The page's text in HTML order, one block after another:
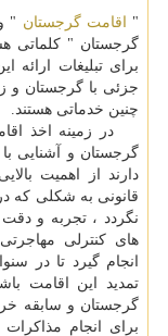
" اقامت گرجستان "
گرجستان " کلماتی
برای تبلیغات
جزئی با گرجستان و
چنین خدماتی هستند.
در زمینه اخذ
گرجستان و آشنایی
دارند از اهمیت
قانونی به شکلی که
نگردد ، تجربه و
های کنترلی
انجام گیرد تا در
تمدید این اقامت
گرجستان و سابقه
برای انجام